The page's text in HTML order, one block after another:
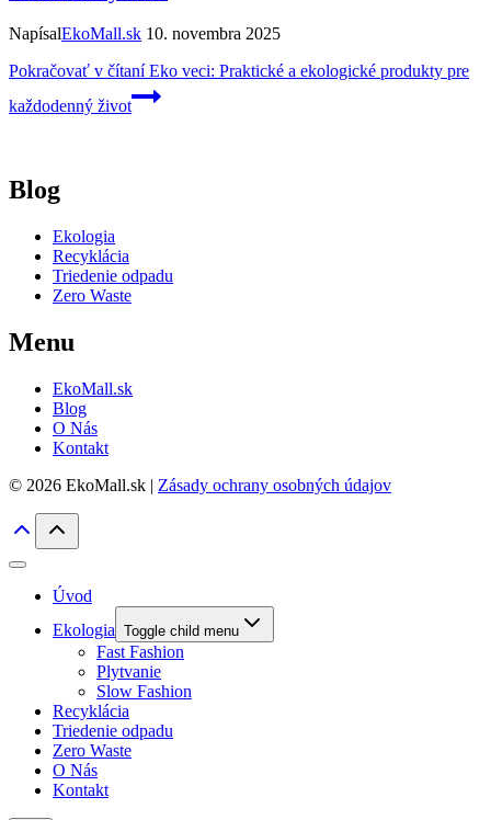
NapísalEkoMall.sk 10. novembra 2025
Pokračovať v čítaníEko veci: Praktické a ekologické produkty pre
každodenný život
Blog
Ekologia
Recyklácia
Triedenie odpadu
Zero Waste
Menu
EkoMall.sk
Blog
O Nás
Kontakt
© 2026 EkoMall.sk | Zásady ochrany osobných údajov
Úvod
Ekologia Toggle child menu
Fast Fashion
Plytvanie
Slow Fashion
Recyklácia
Triedenie odpadu
Zero Waste
O Nás
Kontakt